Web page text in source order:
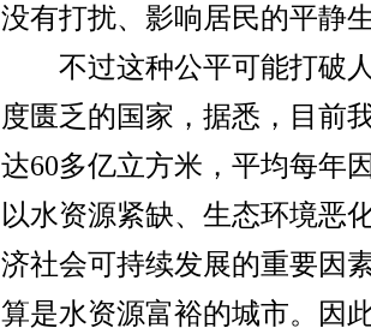
没有打扰、影响居民的平静
不过这种公平可能打破人
度匮乏的国家，据悉，目前
达60多亿立方米，平均每年
以水资源紧缺、生态环境恶
济社会可持续发展的重要因
算是水资源富裕的城市。因